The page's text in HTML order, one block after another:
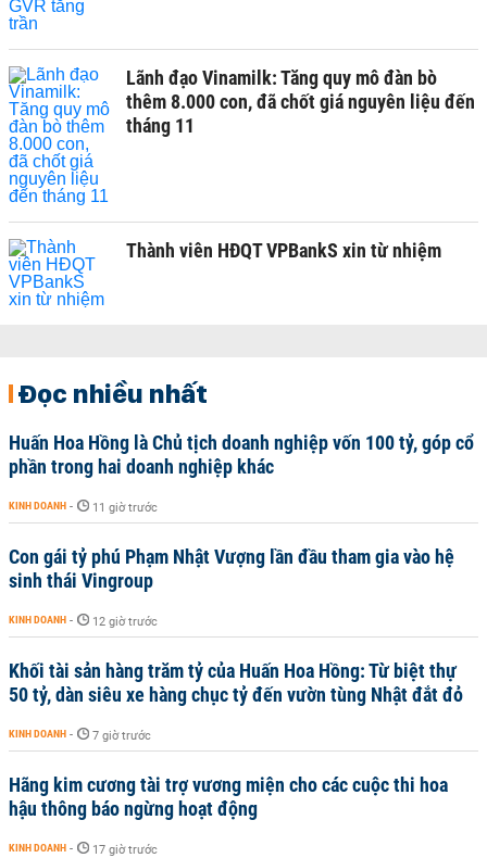
Lãnh đạo Vinamilk: Tăng quy mô đàn bò
thêm 8.000 con, đã chốt giá nguyên liệu đến
tháng 11
Thành viên HĐQT VPBankS xin từ nhiệm
Đọc nhiều nhất
Huấn Hoa Hồng là Chủ tịch doanh nghiệp vốn 100 tỷ, góp cổ
phần trong hai doanh nghiệp khác
KINH DOANH - 11 giờ trước
Con gái tỷ phú Phạm Nhật Vượng lần đầu tham gia vào hệ
sinh thái Vingroup
KINH DOANH - 12 giờ trước
Khối tài sản hàng trăm tỷ của Huấn Hoa Hồng: Từ biệt thự
50 tỷ, dàn siêu xe hàng chục tỷ đến vườn tùng Nhật đắt đỏ
KINH DOANH - 7 giờ trước
Hãng kim cương tài trợ vương miện cho các cuộc thi hoa
hậu thông báo ngừng hoạt động
KINH DOANH - 17 giờ trước